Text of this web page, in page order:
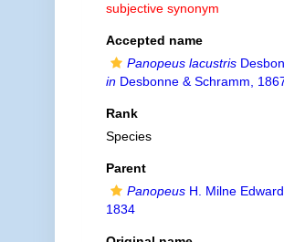
subjective synonym
Accepted name
Panopeus lacustris
inDesbonne & Schramm,
Rank
Species
Parent
PanopeusH. Milne
1834